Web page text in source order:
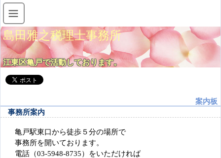
島田雅之税理士事務所
江東区亀戸で活動しております。
案内板
事務所案内
亀戸駅東口から徒歩５分の場所で
事務所を開いております。
電話（03-5948-8735）をいただければ